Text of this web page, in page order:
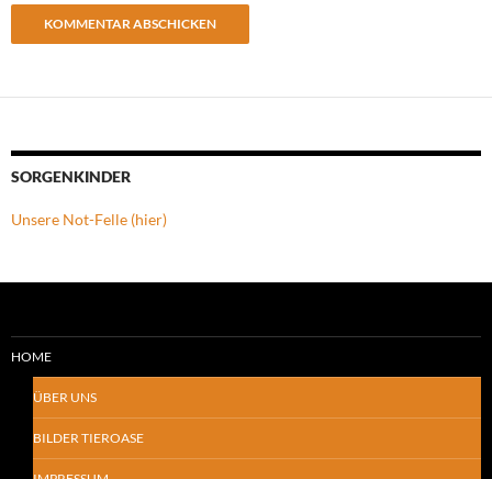
SORGENKINDER
Unsere Not-Felle (hier)
HOME
ÜBER UNS
BILDER TIEROASE